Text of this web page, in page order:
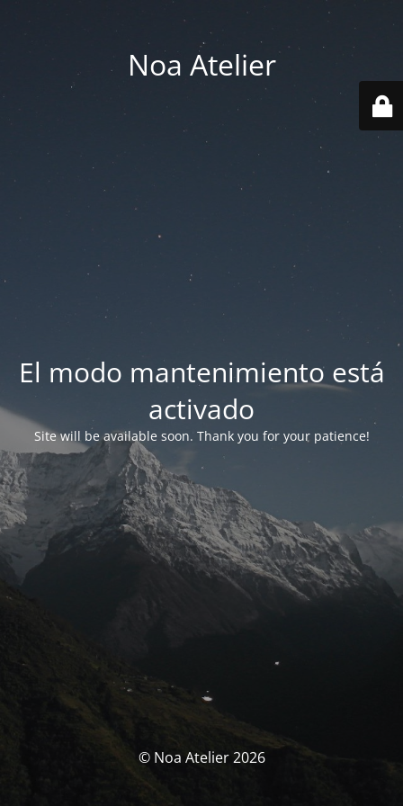
Noa Atelier
El modo mantenimiento está
activado
Site will be available soon. Thank you for your patience!
© Noa Atelier 2026